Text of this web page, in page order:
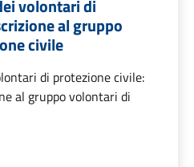
volontari di
al gruppo
civile
di protezione civile:
al gruppo volontari di